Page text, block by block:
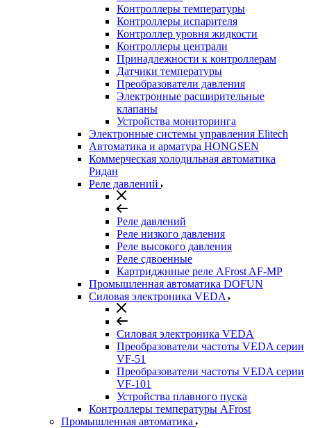
Контроллеры температуры
Контроллеры испарителя
Контроллер уровня жидкости
Контроллеры централи
Принадлежности к контроллерам
Датчики температуры
Преобразователи давления
Электронные расширительные
клапаны
Устройства мониторинга
Электронные системы управления Elitech
Автоматика и арматура HONGSEN
Коммерческая холодильная автоматика
Ридан
Реле давлений
Реле давлений
Реле низкого давления
Реле высокого давления
Реле сдвоенные
Картриджнные реле AFrost AF-MP
Промышленная автоматика DOFUN
Силовая электроника VEDA
Силовая электроника VEDA
Преобразователи частоты VEDA серии
VF-51
Преобразователи частоты VEDA серии
VF-101
Устройства плавного пуска
Контроллеры температуры AFrost
Промышленная автоматика